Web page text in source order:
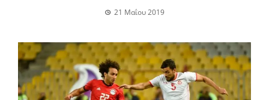
21 Μαΐου 2019